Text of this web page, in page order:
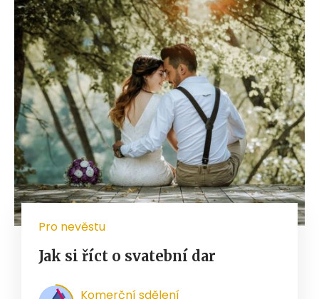
Pro nevěstu
Jak si říct o svatební dar
Komerční sdělení